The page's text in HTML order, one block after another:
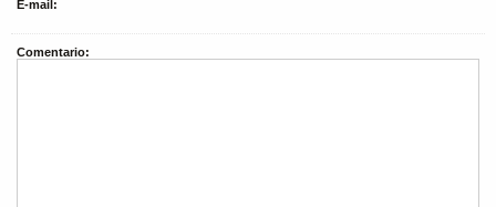
E-mail:
Comentario: